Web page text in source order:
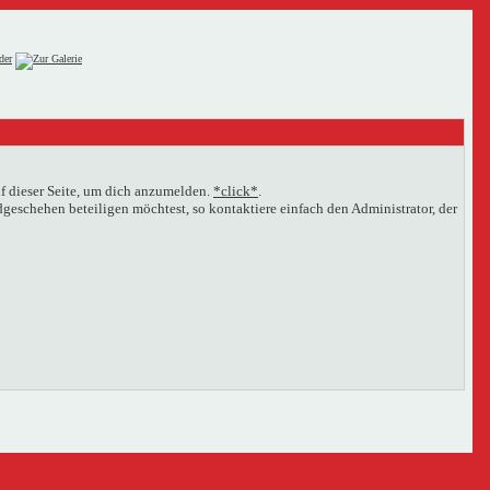
Seite, um dich anzumelden. *click*.
beteiligen möchtest, so kontaktiere einfach den Administrator, der